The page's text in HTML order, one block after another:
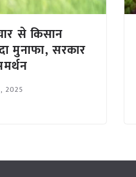
से किसान
मुनाफा, सरकार
2025